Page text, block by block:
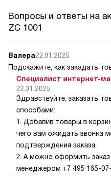
Вопросы и ответы на
ZC 1001
Валера22.01.2025
Подскажите, как закадать
Специалист интернет-
22.01.2025
Здравствуйте, заказать
способами:
1. Добавив товары в
чего вам ожидать звонка
подтверждения заказа.
2. А можно оформить
менеджером +7 495 165-